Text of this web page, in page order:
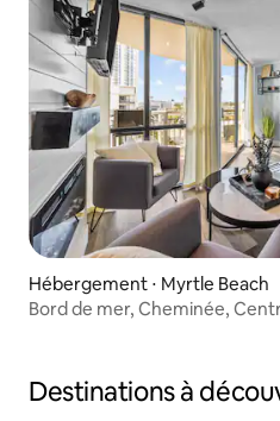
Hébergement ⋅ Myrtle Beach
Bord de mer, Cheminée,
Destinations à